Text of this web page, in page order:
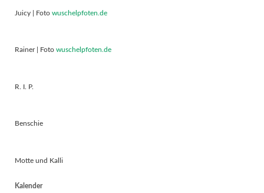
Juicy | Foto wuschelpfoten.de
Rainer | Foto wuschelpfoten.de
R. I. P.
Benschie
Motte und Kalli
Kalender